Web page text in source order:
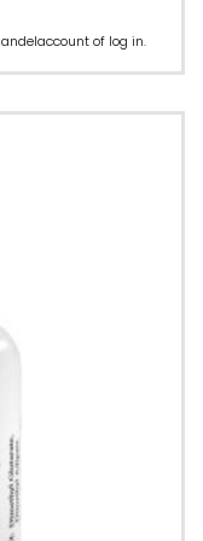
of log in.